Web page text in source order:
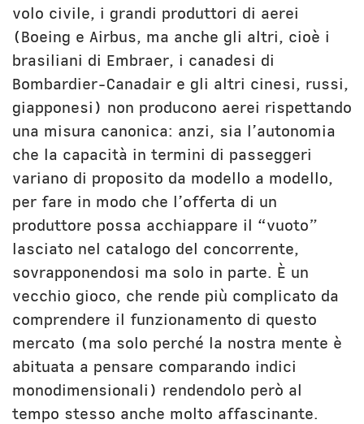
volo civile, i grandi produttori di aerei
(Boeing e Airbus, ma anche gli altri, cioè i
brasiliani di Embraer, i canadesi di
Bombardier-Canadair e gli altri cinesi, russi,
giapponesi) non producono aerei rispettando
una misura canonica: anzi, sia l’autonomia
che la capacità in termini di passeggeri
variano di proposito da modello a modello,
per fare in modo che l’offerta di un
produttore possa acchiappare il “vuoto”
lasciato nel catalogo del concorrente,
sovrapponendosi ma solo in parte. È un
vecchio gioco, che rende più complicato da
comprendere il funzionamento di questo
mercato (ma solo perché la nostra mente è
abituata a pensare comparando indici
monodimensionali) rendendolo però al
tempo stesso anche molto affascinante.